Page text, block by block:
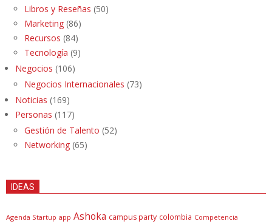
Libros y Reseñas (50)
Marketing (86)
Recursos (84)
Tecnología (9)
Negocios (106)
Negocios Internacionales (73)
Noticias (169)
Personas (117)
Gestión de Talento (52)
Networking (65)
IDEAS
Agenda Startup app Ashoka campus party colombia Competencia